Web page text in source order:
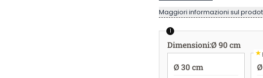
Maggiori informazioni sul
1
Dimensioni:Ø 90 cm
Ø 30 cm
★